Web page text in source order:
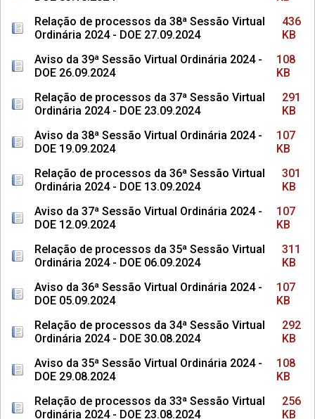
Relação de processos da 38ª Sessão Virtual
Ordinária 2024 - DOE 27.09.2024
436
KB
Aviso da 39ª Sessão Virtual Ordinária 2024 -
DOE 26.09.2024
108
KB
Relação de processos da 37ª Sessão Virtual
Ordinária 2024 - DOE 23.09.2024
291
KB
Aviso da 38ª Sessão Virtual Ordinária 2024 -
DOE 19.09.2024
107
KB
Relação de processos da 36ª Sessão Virtual
Ordinária 2024 - DOE 13.09.2024
301
KB
Aviso da 37ª Sessão Virtual Ordinária 2024 -
DOE 12.09.2024
107
KB
Relação de processos da 35ª Sessão Virtual
Ordinária 2024 - DOE 06.09.2024
311
KB
Aviso da 36ª Sessão Virtual Ordinária 2024 -
DOE 05.09.2024
107
KB
Relação de processos da 34ª Sessão Virtual
Ordinária 2024 - DOE 30.08.2024
292
KB
Aviso da 35ª Sessão Virtual Ordinária 2024 -
DOE 29.08.2024
108
KB
Relação de processos da 33ª Sessão Virtual
Ordinária 2024 - DOE 23.08.2024
256
KB